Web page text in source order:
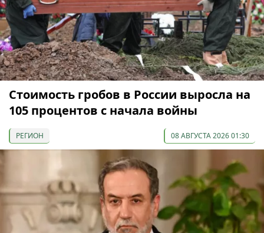
Стоимость гробов в России выросла на
105 процентов с начала войны
РЕГИОН 08 АВГУСТА 2026 01:30